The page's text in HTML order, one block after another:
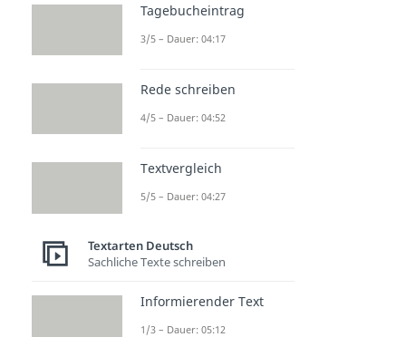
Tagebucheintrag
3/5 – Dauer: 04:17
Rede schreiben
4/5 – Dauer: 04:52
Textvergleich
5/5 – Dauer: 04:27
Textarten Deutsch
Sachliche Texte schreiben
Informierender Text
1/3 – Dauer: 05:12